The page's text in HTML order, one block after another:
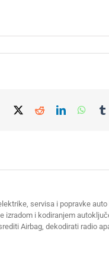
Facebook RedditLinkedIn
servisa i popravke
izradom i kodiranjem
Airbag, dekodirati radio